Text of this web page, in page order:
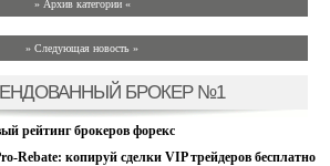
» Архив категории «
» Следующая новость »
БРОКЕР №1
рейтинг брокеров форекс
Rebate: копируй сделки VIP трейдеров бесплатно